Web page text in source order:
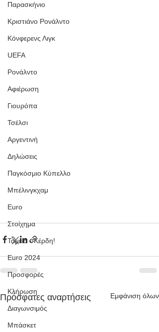
Παρασκήνιο
Κριστιάνο Ρονάλντο
Κόνφερενς Λιγκ
UEFA
Ρονάλντο
Αφιέρωση
Γιουρόπα
Τσέλσι
Αργεντινή
Δηλώσεις
Παγκόσμιο Κύπελλο
Μπέλινγκχαμ
Euro
Στοίχημα
Ταμεία - Κέρδη!
Euro 2024
Προσφορές
Κλήρωση
Διαγωνσιμός
Μπάσκετ
Πρόσφατες αναρτήσεις Εμφάνιση όλων